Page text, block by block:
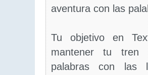
aventura con las
Tu objetivo en
mantener tu tren
palabras con